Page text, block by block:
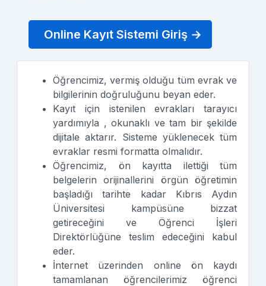
Online Kayıt Sistemi Giriş →
Öğrencimiz, vermiş olduğu tüm evrak ve
bilgilerinin doğruluğunu beyan eder.
Kayıt için istenilen evrakları tarayıcı
yardımıyla , okunaklı ve tam bir şekilde
dijitale aktarır. Sisteme yüklenecek tüm
evraklar resmi formatta olmalıdır.
Öğrencimiz, ön kayıtta ilettiği tüm
belgelerin orijinallerini örgün öğretimin
başladığı tarihte kadar Kıbrıs Aydın
Üniversitesi kampüsüne bizzat
getireceğini ve Öğrenci İşleri
Direktörlüğüne teslim edeceğini kabul
eder.
İnternet üzerinden online ön kaydı
tamamlanan öğrencilerimiz öğrenci